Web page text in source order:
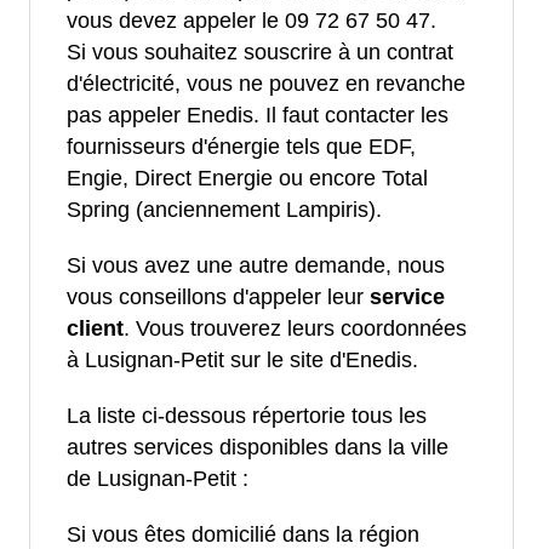
vous devez appeler le 09 72 67 50 47.
Si vous souhaitez souscrire à un contrat
d'électricité, vous ne pouvez en revanche
pas appeler Enedis. Il faut contacter les
fournisseurs d'énergie tels que EDF,
Engie, Direct Energie ou encore Total
Spring (anciennement Lampiris).
Si vous avez une autre demande, nous
vous conseillons d'appeler leur service
client. Vous trouverez leurs coordonnées
à Lusignan-Petit sur le site d'Enedis.
La liste ci-dessous répertorie tous les
autres services disponibles dans la ville
de Lusignan-Petit :
Si vous êtes domicilié dans la région